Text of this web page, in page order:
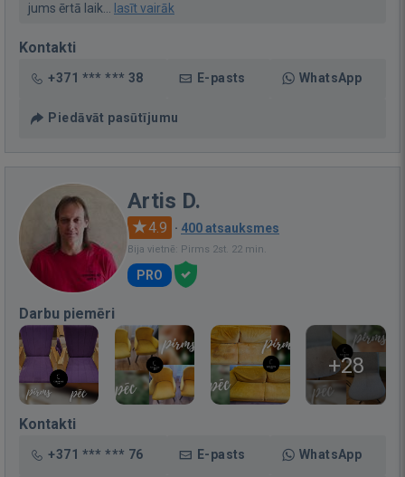
jums ērtā laik...
lasīt vairāk
Kontakti
+371 *** *** 38 E-pasts WhatsApp
Piedāvāt pasūtījumu
Artis D.
4.9 · 400 atsauksmes
Bija vietnē: Pirms 2st. 22 min.
PRO
Darbu piemēri
+28
Kontakti
+371 *** *** 76 E-pasts WhatsApp